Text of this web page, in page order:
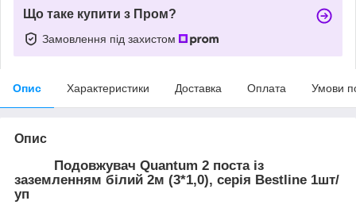
Що таке купити з Пром?
Замовлення під захистом
Опис Характеристики Доставка Оплата Умови
Опис
Подовжувач Quantum 2 поста із
заземленням білий 2м (3*1,0), серія Bestline 1шт/
уп